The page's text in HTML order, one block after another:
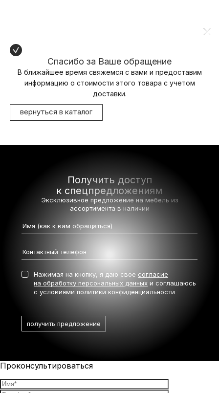
Спасибо за Ваше обращение
В ближайшее время свяжемся с вами и предоставим
информацию о стоимости этого товара с учетом
доставки.
вернуться в каталог
Получить доступ
к спецпредложениям
Эксклюзивное предложение на мебель из
ассортимента в наличии
Нажимая на кнопку, я даю свое согласие
на обработку персональных данных и соглашаюсь
с условиями политики конфиденциальности
Проконсультироваться